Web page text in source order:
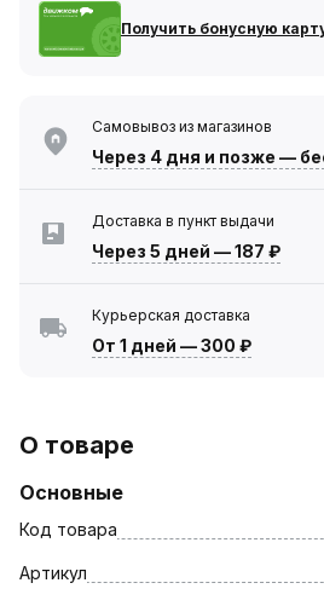
Получить бонусную
Самовывоз из магазинов
Через 4 дня и позже —
Доставка в пункт выдачи
Через 5 дней —187 ₽
Курьерская доставка
От 1 дней —300 ₽
О товаре
Основные
Код товара
Артикул